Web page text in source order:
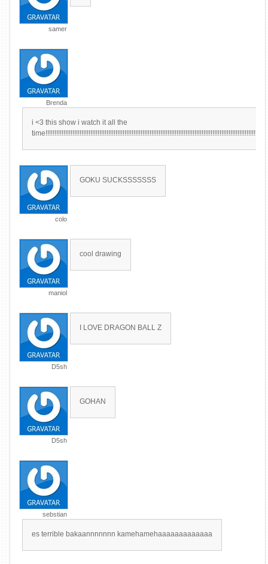
samer
Brenda
i <3 this show i watch it all the
time!!!!!!!!!!!!!!!!!!!!!!!!!!!!!!!!!!!!!!!!!!!!!!!!!!!!!!!!!!!!!!!!!!!!!!!!!!!!!!!!!!!!!!!!!!!!!!!!!!!!!!!!!!!!!!!!!!!!!!!!!!!
colo
GOKU SUCKSSSSSSS
maniol
cool drawing
D5sh
I LOVE DRAGON BALL Z
D5sh
GOHAN
sebstian
es terrible bakaannnnnnn kamehamehaaaaaaaaaaaaa